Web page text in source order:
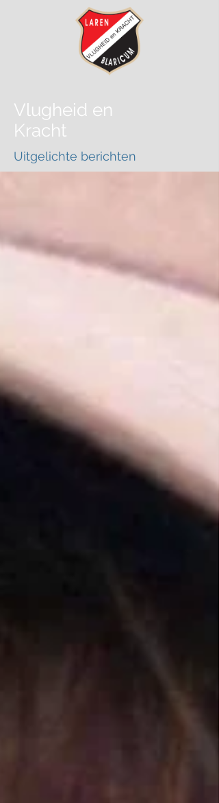
Vlugheid en
Kracht
Uitgelichte berichten